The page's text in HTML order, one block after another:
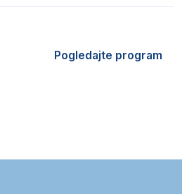
Pogledajte program